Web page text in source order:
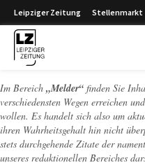
Leipziger Zeitung Stellenmarkt
Im Bereich „Melder“ finden Sie
verschiedensten Wegen erreichen
wollen. Es handelt sich also um
ihren Wahrheitsgehalt hin nicht
stets durchgehende Zitate der
unseres redaktionellen Bereiches